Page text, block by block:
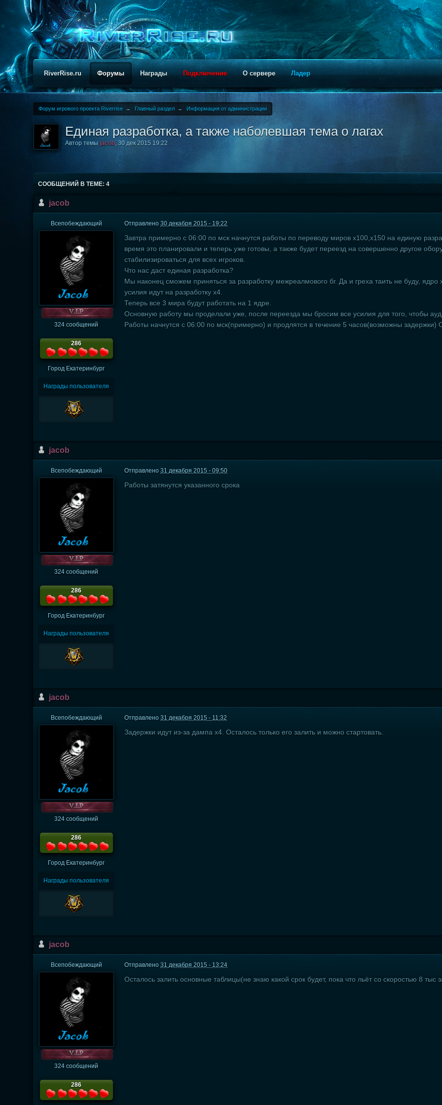
RiverRise.ru Форумы Награды Подключение О сервере Ладер
Форум игрового проекта Riverrise → Главный раздел → Информация от администрации
Единая разработка, а также наболевшая тема о лагах
Автор темы jacob,30 дек 2015 19:22
СООБЩЕНИЙ В ТЕМЕ: 4
jacob
Всепобеждающий
324 сообщений
286
Город Екатеринбург
Награды пользователя
Отправлено30 декабря 2015 - 19:22
Завтра примерно с 06:00 по мск начнутся работы по переводу миров x100,x150 на единую
время это планировали и теперь уже готовы, а также будет переезд на совершенно другое
стабилизироваться для всех игроков.
Что нас даст единая разработка?
Мы наконец сможем приняться за разработку межреалмового бг. Да и греха таить не буду, ядро
усилия идут на разработку x4.
Теперь все 3 мира будут работать на 1 ядре.
Основную работу мы проделали уже, после переезда мы бросим все усилия для того, чтобы
Работы начнутся с 06:00 по мск(примерно) и продлятся в течение 5 часов(возможны
jacob
Всепобеждающий
324 сообщений
286
Город Екатеринбург
Награды пользователя
Отправлено31 декабря 2015 - 09:50
Работы затянутся указанного срока
jacob
Всепобеждающий
324 сообщений
286
Город Екатеринбург
Награды пользователя
Отправлено31 декабря 2015 - 11:32
Задержки идут из-за дампа x4. Осталось только его залить и можно стартовать.
jacob
Всепобеждающий
324 сообщений
286
Отправлено31 декабря 2015 - 13:24
Осталось залить основные таблицы(не знаю какой срок будет, пока что льёт со скоростью 8